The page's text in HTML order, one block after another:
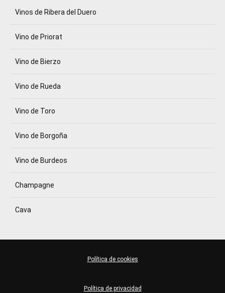
Vinos de Ribera del Duero
Vino de Priorat
Vino de Bierzo
Vino de Rueda
Vino de Toro
Vino de Borgoña
Vino de Burdeos
Champagne
Cava
Política de privacidad
Política de cookies